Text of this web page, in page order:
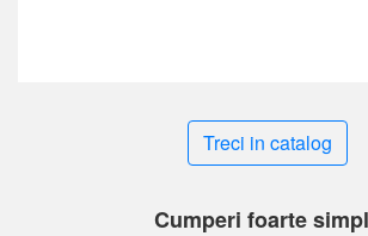
Treci in catalog
Cumperi foarte